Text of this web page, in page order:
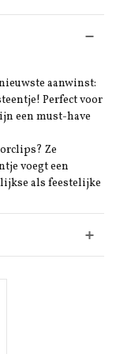
aanwinst:
Perfect voor
een must-have
Ze
voegt een
als feestelijke